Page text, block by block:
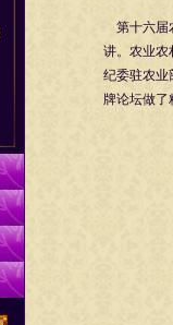
第十六届
讲。农业农
纪委驻农业
牌论坛做了